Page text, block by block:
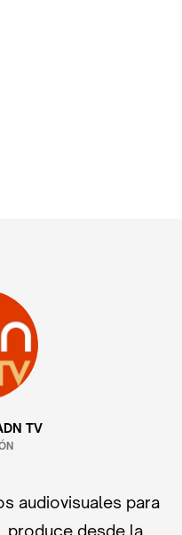
TV
audiovisuales para
produce desde la